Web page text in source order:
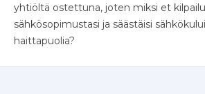
yhtiöltä ostettuna, joten miksi et
sähkösopimustasi ja säästäisi
haittapuolia?